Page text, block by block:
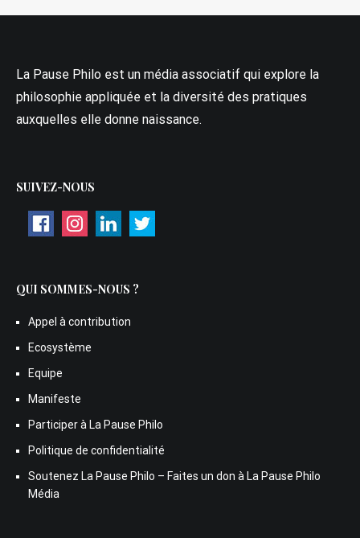
La Pause Philo est un média associatif qui explore la
philosophie appliquée et la diversité des pratiques
auxquelles elle donne naissance.
SUIVEZ-NOUS
QUI SOMMES-NOUS ?
Appel à contribution
Ecosystème
Equipe
Manifeste
Participer à La Pause Philo
Politique de confidentialité
Soutenez La Pause Philo – Faites un don à La Pause Philo
Média